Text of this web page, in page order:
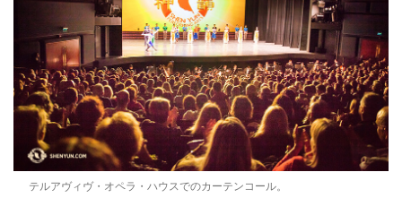
テルアヴィヴ・オペラ・ハウスでのカーテンコール。